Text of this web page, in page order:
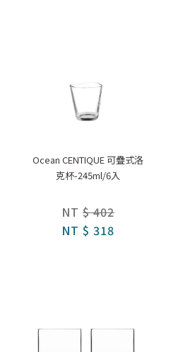
Ocean CENTIQUE 可疊式洛
克杯-245ml/6入
NT $ 402
NT $ 318